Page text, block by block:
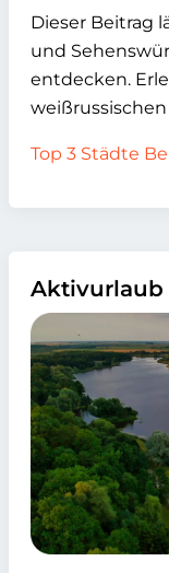
Dieser Beitrag
und
entdecken.
Top 3 Städte
Aktivurlaub